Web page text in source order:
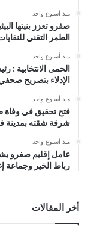
منذ أسبوع واحد
صفرو تعزز بنيتها
الطمر التقني
منذ أسبوع واحد
الحمى الانتخابية
الإدلاء بتصريح
منذ أسبوع واحد
فتح تحقيق في
شرفة شقته بمدينة
منذ أسبوع واحد
عامل إقليم صفرو
رباط الخير وجماعة
أخر المقالات